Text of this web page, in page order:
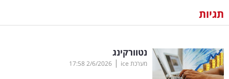
וצרכנות
דיגיטל
וטק
תגיות
נטוורקינג
מערכת ice |
2/6/2026
17:58